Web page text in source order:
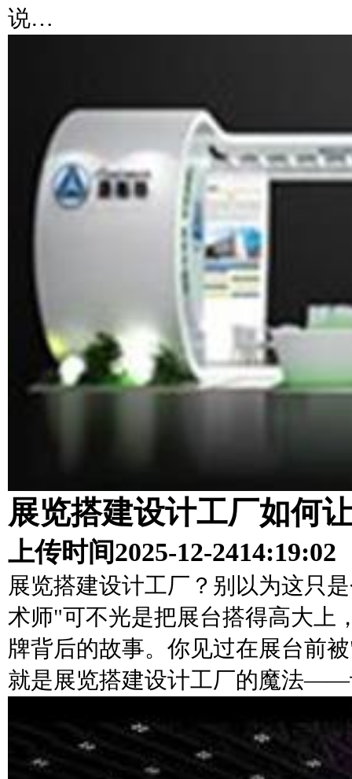
说…
展览搭建设计工厂如何
上传时间2025-12-2414:19:02
展览搭建设计工厂？别以为这只
术师"可不光是把展台搭得高大上
牌背后的故事。你见过在展台前
就是展览搭建设计工厂的魔法